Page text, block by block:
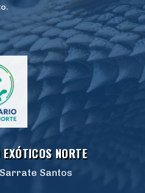
NORTE
Santos